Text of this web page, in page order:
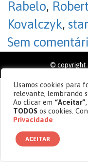
Rabelo,
Kovalczyk,
Sem
© copyright
Usamos cookies para
relevante, lembrando
Ao clicar em “Aceitar”
TODOS os cookies.
Privacidade
ACEITAR